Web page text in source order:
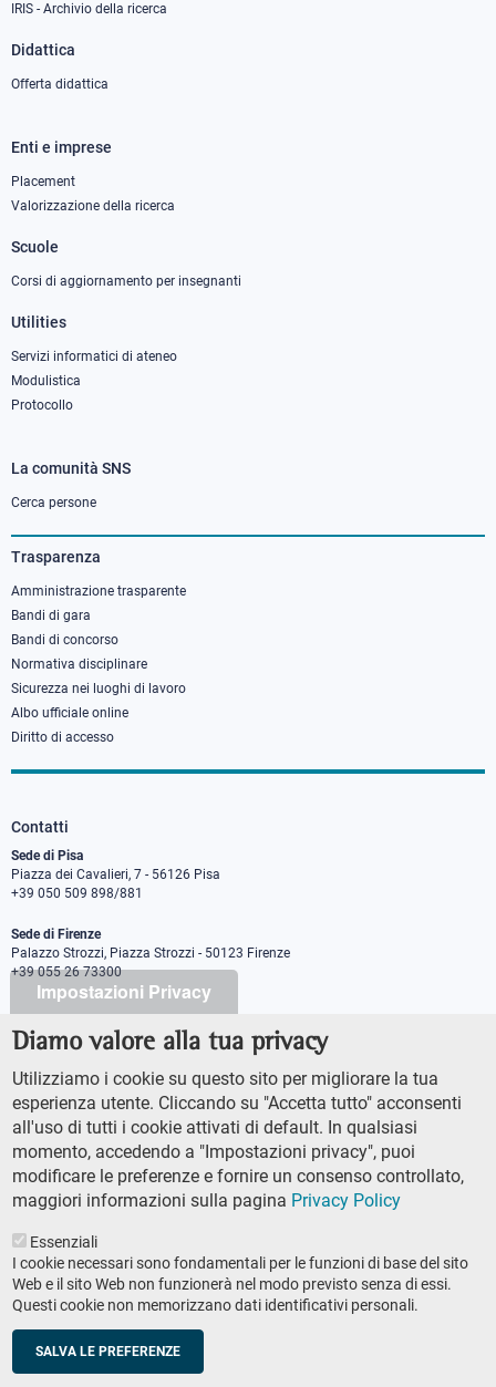
Impostazioni Privacy
Diamo valore alla tua privacy
Utilizziamo i cookie su questo sito per migliorare la tua
esperienza utente. Cliccando su "Accetta tutto" acconsenti
all'uso di tutti i cookie attivati di default. In qualsiasi
momento, accedendo a "Impostazioni privacy", puoi
modificare le preferenze e fornire un consenso controllato,
maggiori informazioni sulla pagina Privacy Policy
Essenziali
I cookie necessari sono fondamentali per le funzioni di base del sito
Web e il sito Web non funzionerà nel modo previsto senza di essi.
Questi cookie non memorizzano dati identificativi personali.
SALVA LE PREFERENZE
IRIS - Archivio della ricerca
Didattica
Offerta didattica
Footer
column
Enti e imprese
Placement
Valorizzazione della ricerca
Scuole
Corsi di aggiornamento per insegnanti
Utilities
Servizi informatici di ateneo
Modulistica
Protocollo
Footer
column
3
La comunità SNS
Cerca persone
Trasparenza
Amministrazione trasparente
Bandi di gara
Bandi di concorso
Normativa disciplinare
Sicurezza nei luoghi di lavoro
Albo ufficiale online
Diritto di accesso
Contatti
Sede di Pisa
Piazza dei Cavalieri, 7 - 56126 Pisa
+39 050 509 898/881
Sede di Firenze
Palazzo Strozzi, Piazza Strozzi - 50123 Firenze
+39 055 26 73300
PEC protocollo@pec.sns.it
Codice Fiscale 8000 5050507
Ufficio comunicazione
Addetto stampa
URP - Ufficio relazioni con il pubblico
Footer
secondary
AMMINISTRAZIONE TRASPARENTE